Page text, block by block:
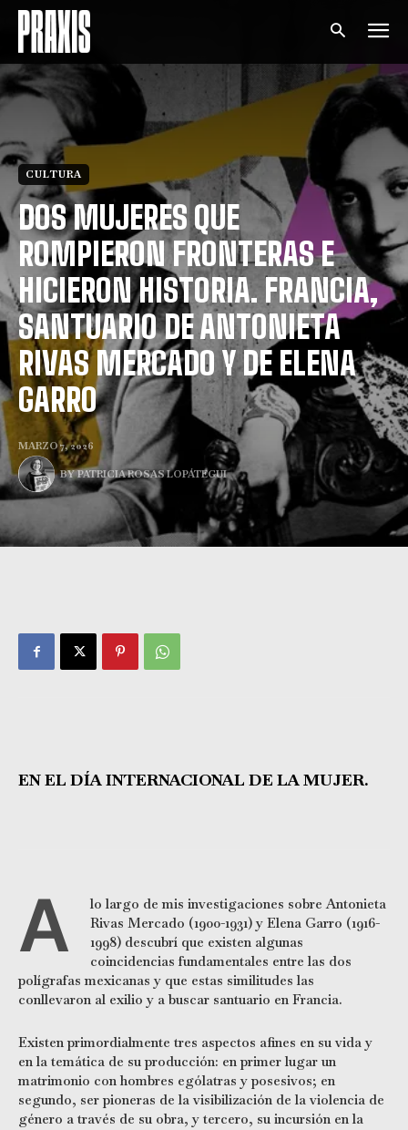
CULTURA
DOS MUJERES QUE
ROMPIERON FRONTERAS E
HICIERON HISTORIA. FRANCIA,
SANTUARIO DE ANTONIETA
RIVAS MERCADO Y DE ELENA
GARRO
MARZO 7, 2026
BY PATRICIA ROSAS LOPÁTEGUI
EN EL DÍA INTERNACIONAL DE LA MUJER.
A
lo largo de mis investigaciones sobre Antonieta
Rivas Mercado (1900-1931) y Elena Garro (1916-
1998) descubrí que existen algunas
coincidencias fundamentales entre las dos
polígrafas mexicanas y que estas similitudes las
conllevaron al exilio y a buscar santuario en Francia.
Existen primordialmente tres aspectos afines en su vida y
en la temática de su producción: en primer lugar un
matrimonio con hombres ególatras y posesivos; en
segundo, ser pioneras de la visibilización de la violencia de
género a través de su obra, y tercero, su incursión en la